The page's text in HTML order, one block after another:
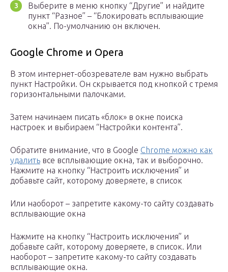
Выберите в меню кнопку “Другие” и найдите
пункт “Разное” – “Блокировать всплывающие
окна”. По-умолчанию он включен.
Google Chrome и Opera
В этом интернет-обозревателе вам нужно выбрать
пункт Настройки. Он скрывается под кнопкой с тремя
горизонтальными палочками.
Затем начинаем писать «блок» в окне поиска
настроек и выбираем “Настройки контента”.
Обратите внимание, что в Google Chrome можно как
удалить все всплывающие окна, так и выборочно.
Нажмите на кнопку “Настроить исключения” и
добавьте сайт, которому доверяете, в список
Или наоборот – запретите какому-то сайту создавать
всплывающие окна
Нажмите на кнопку “Настроить исключения” и
добавьте сайт, которому доверяете, в список. Или
наоборот – запретите какому-то сайту создавать
всплывающие окна.